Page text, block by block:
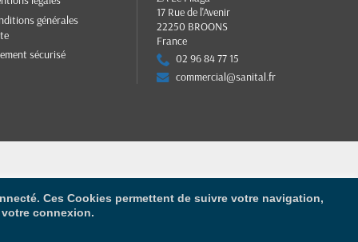
générales
sécurisé
17 Rue de l'Avenir
22250 BROONS
France
02 96 84 77 15
commercial@sanital.fr
Ces Cookies permettent de suivre votre navigation,
connexion.